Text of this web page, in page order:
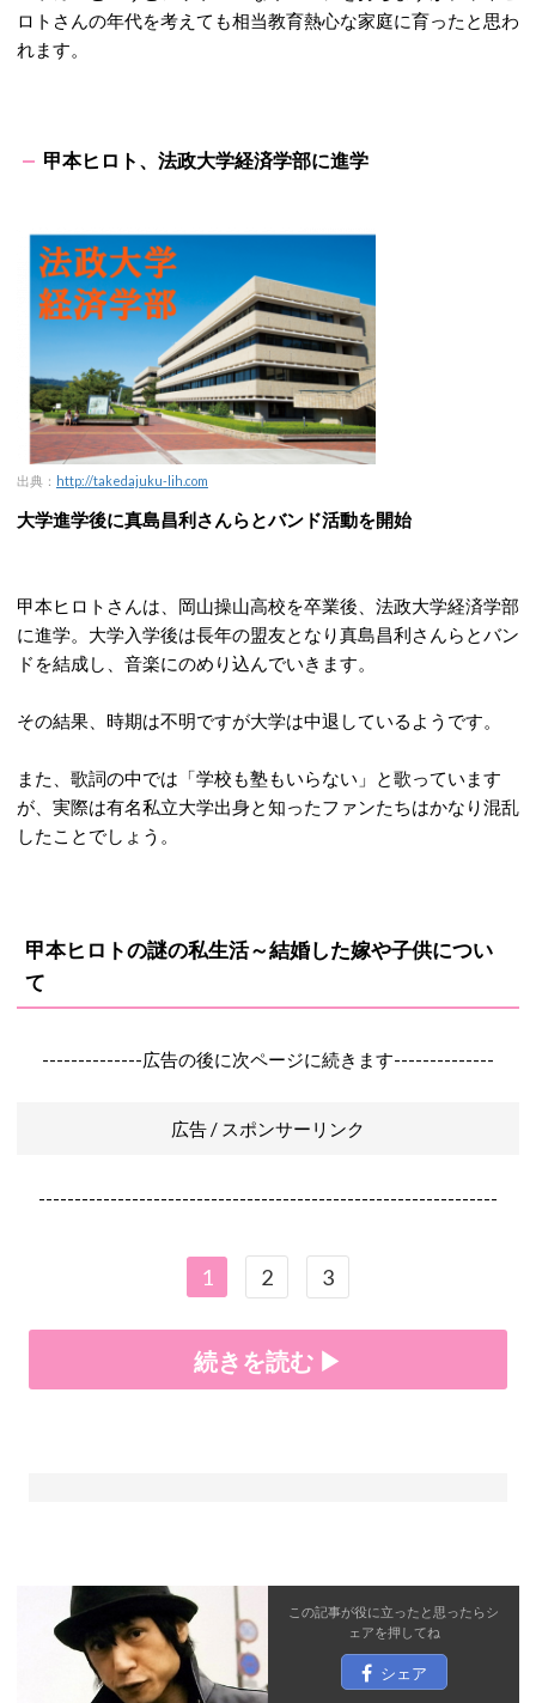
ロトさんの年代を考えても相当教育熱心な家庭に育ったと思わ
れます。
甲本ヒロト、法政大学経済学部に進学
出典： http://takedajuku-lih.com
大学進学後に真島昌利さんらとバンド活動を開始
甲本ヒロトさんは、岡山操山高校を卒業後、法政大学経済学部
に進学。大学入学後は長年の盟友となり真島昌利さんらとバン
ドを結成し、音楽にのめり込んでいきます。
その結果、時期は不明ですが大学は中退しているようです。
また、歌詞の中では「学校も塾もいらない」と歌っています
が、実際は有名私立大学出身と知ったファンたちはかなり混乱
したことでしょう。
甲本ヒロトの謎の私生活～結婚した嫁や子供につい
て
--------------広告の後に次ページに続きます--------------
広告 / スポンサーリンク
----------------------------------------------------------------
1 2 3
続きを読む ▶
この記事が役に立ったと思ったら シ
ェアを押してね
シェア